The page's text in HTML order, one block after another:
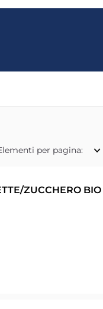
per pagina:
ZUCCHERO BIO